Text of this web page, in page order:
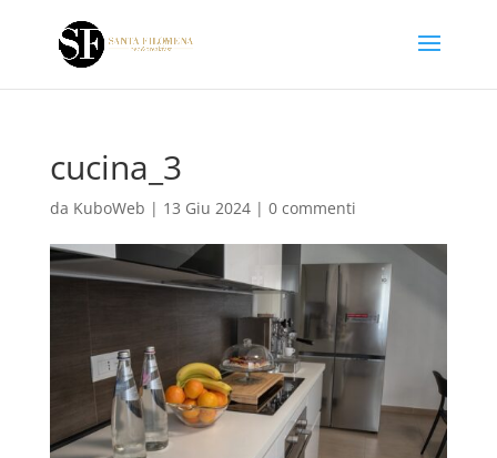
cucina_3
da KuboWeb | 13 Giu 2024| 0 commenti